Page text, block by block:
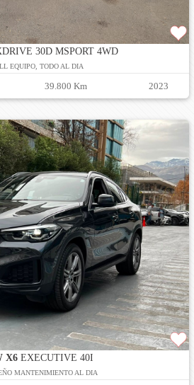
30D MSPORT 4WD
EQUIPO, TODO AL DIA
39.800 Km 2023
X6EXECUTIVE 40I
MANTENIMIENTO AL DIA